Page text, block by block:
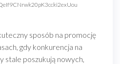
sposób na promocję
gdy konkurencja na
stale poszukują nowych,